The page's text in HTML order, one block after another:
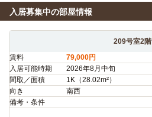
入居募集中の部屋情報
209号室2階
賃料
79,000円
入居可能時期
2026年8月中旬
間取／面積
1K（28.02m²）
向き
南西
備考・条件